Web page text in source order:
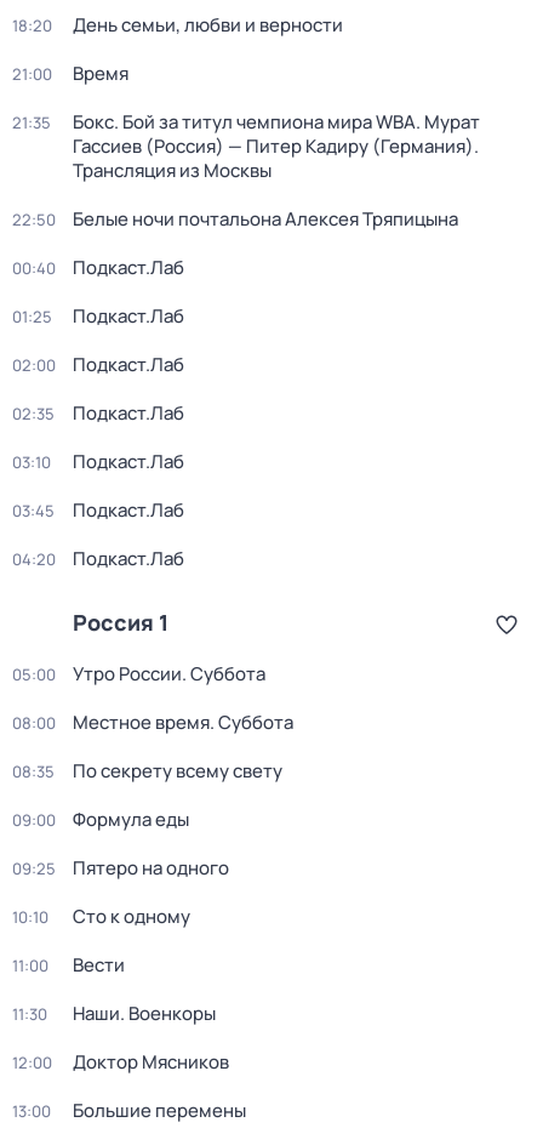
18:20 День семьи, любви и верности
21:00 Время
21:35
Бокс. Бой за титул чемпиона мира WBA. Мурат
Гассиев (Россия) — Питер Кадиру (Германия).
Трансляция из Москвы
22:50 Белые ночи почтальона Алексея Тряпицына
00:40 Подкаст.Лаб
01:25 Подкаст.Лаб
02:00 Подкаст.Лаб
02:35 Подкаст.Лаб
03:10 Подкаст.Лаб
03:45 Подкаст.Лаб
04:20 Подкаст.Лаб
Россия 1
05:00 Утро России. Суббота
08:00 Местное время. Суббота
08:35 По секрету всему свету
09:00 Формула еды
09:25 Пятеро на одного
10:10 Сто к одному
11:00 Вести
11:30 Наши. Военкоры
12:00 Доктор Мясников
13:00 Большие перемены